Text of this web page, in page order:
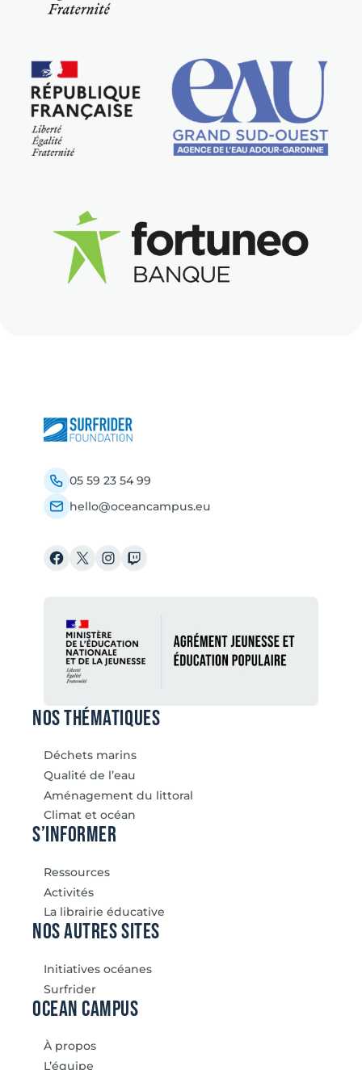
05 59 23 54 99
hello@oceancampus.eu
Facebook
X Instagram
Twitch
Nos thématiques
Déchets marins
Qualité de l’eau
Aménagement du littoral
Climat et océan
S’informer
Ressources
Activités
La librairie éducative
Nos autres sites
Initiatives océanes
Surfrider
Ocean Campus
À propos
L’équipe